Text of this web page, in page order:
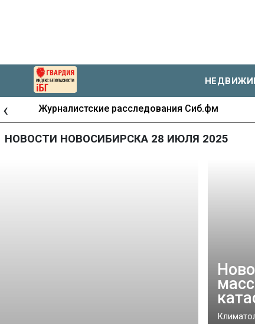
Журналистские расследования Сиб.фм
‹
НОВОСТИ НОВОСИБИРСКА 28 ИЮЛЯ 2025